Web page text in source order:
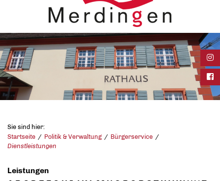
Sie sind hier:
Startseite
Politik & Verwaltung
Bürgerservice
Dienstleistungen
Leistungen